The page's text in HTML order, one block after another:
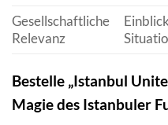
Gesellschaftliche
Relevanz
Bestelle „Istanbul
Magie des Istanbuler